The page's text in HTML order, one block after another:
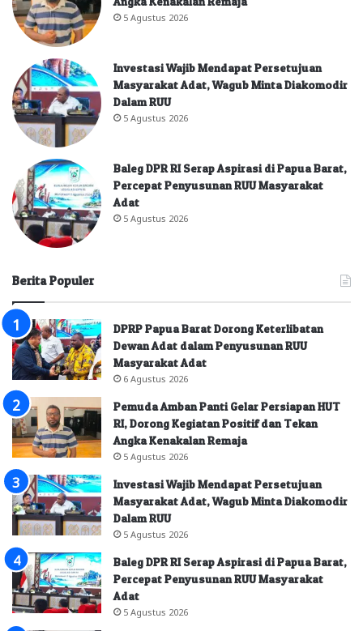
5 Agustus 2026
Investasi Wajib Mendapat Persetujuan
Masyarakat Adat, Wagub Minta Diakomodir
Dalam RUU
5 Agustus 2026
Baleg DPR RI Serap Aspirasi di Papua Barat,
Percepat Penyusunan RUU Masyarakat
Adat
5 Agustus 2026
Berita Populer
DPRP Papua Barat Dorong Keterlibatan
Dewan Adat dalam Penyusunan RUU
Masyarakat Adat
6 Agustus 2026
Pemuda Amban Panti Gelar Persiapan HUT
RI, Dorong Kegiatan Positif dan Tekan
Angka Kenakalan Remaja
5 Agustus 2026
Investasi Wajib Mendapat Persetujuan
Masyarakat Adat, Wagub Minta Diakomodir
Dalam RUU
5 Agustus 2026
Baleg DPR RI Serap Aspirasi di Papua Barat,
Percepat Penyusunan RUU Masyarakat
Adat
5 Agustus 2026